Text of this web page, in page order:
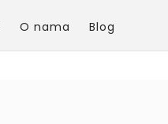
O nama Blog